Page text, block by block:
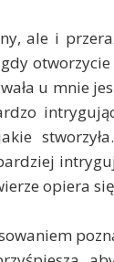
ale i
otworzycie
u mnie
opiera